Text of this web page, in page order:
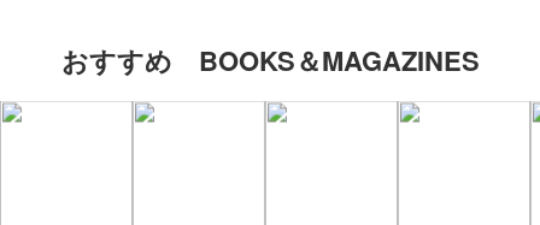
おすすめ BOOKS＆MAGAZINES